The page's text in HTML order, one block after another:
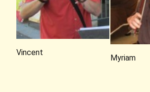
Vincent
Myriam